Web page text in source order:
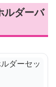
ルダーバ